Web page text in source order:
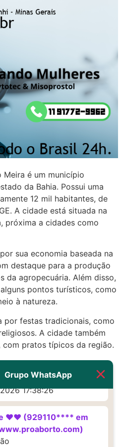
Meira é um município
da Bahia. Possui uma
12 mil habitantes, de
A cidade está situada na
próxima a cidades como
sua economia baseada na
destaque para a produção
da agropecuária. Além disso,
pontos turísticos, como
à natureza.
por festas tradicionais, como
A cidade também
com pratos típicos da região.
cidade tranquila e
busca um ambiente mais
t-o-t-e-c em Dário Meira,
opções!
Grupo WhatsApp
em
vocês sabem dizer
para de menstruar
a sair um líquido
se é normal ?
17:10:05
em
normal
em
não sei
em
um corrimento normal
17:19:47
em
17:38:26
♥️♥️ (929110**** em